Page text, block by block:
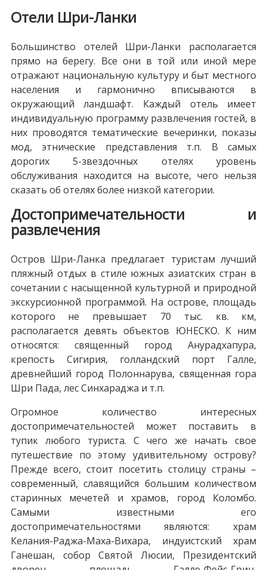
Отели Шри-Ланки
Большинство отелей Шри-Ланки располагается
прямо на берегу. Все они в той или иной мере
отражают национальную культуру и быт местного
населения и гармонично вписываются в
окружающий ландшафт. Каждый отель имеет
индивидуальную программу развлечения гостей, в
них проводятся тематические вечеринки, показы
мод, этнические представления т.п. В самых
дорогих 5-звездочных отелях уровень
обслуживания находится на высоте, чего нельзя
сказать об отелях более низкой категории.
Достопримечательности и
развлечения
Остров Шри-Ланка предлагает туристам лучший
пляжный отдых в стиле южных азиатских стран в
сочетании с насыщенной культурной и природной
экскурсионной программой. На острове, площадь
которого не превышает 70 тыс. кв. км,
располагается девять объектов ЮНЕСКО. К ним
относятся: священный город Анурадхапура,
крепость Сигирия, голландский порт Галле,
древнейший город Полоннарува, священная гора
Шри Пада, лес Синхараджа и т.п.
Огромное количество интересных
достопримечательностей может поставить в
тупик любого туриста. С чего же начать свое
путешествие по этому удивительному острову?
Прежде всего, стоит посетить столицу страны –
современный, славящийся большим количеством
старинных мечетей и храмов, город Коломбо.
Самыми известными его
достопримечательностями являются: храм
Келания-Раджа-Маха-Вихара, индуистский храм
Ганешан, собор Святой Люсии, Президентский